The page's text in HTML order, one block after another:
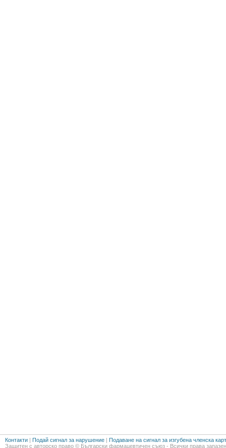
Контакти | Подай сигнал за нарушение | Подаване на сигнал за изгубена членска
Защитен с авторско право © Български фармацевтичен съюз - Всички права